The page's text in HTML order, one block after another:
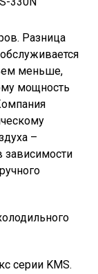
Разница
меньше,
мощность
–
зависимости
серии KMS.